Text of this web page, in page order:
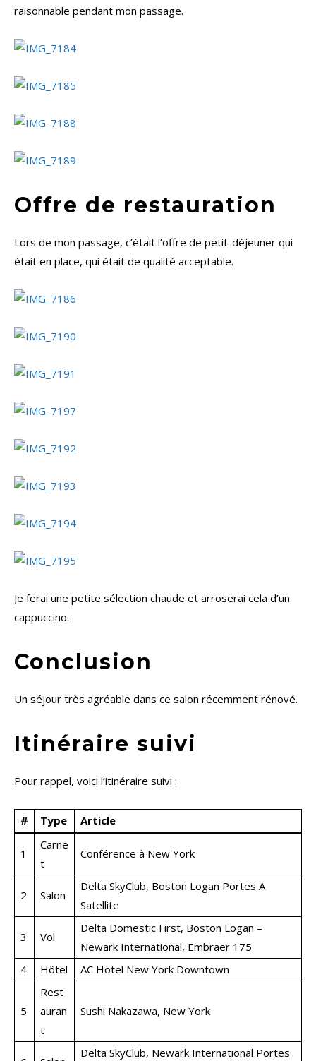
raisonnable pendant mon passage.
Offre de restauration
Lors de mon passage, c’était l’offre de petit-déjeuner qui
était en place, qui était de qualité acceptable.
Je ferai une petite sélection chaude et arroserai cela d’un
cappuccino.
Conclusion
Un séjour très agréable dans ce salon récemment rénové.
Itinéraire suivi
Pour rappel, voici l’itinéraire suivi :
# Type Article
1
Carne
t
Conférence à New York
2 Salon
Delta SkyClub, Boston Logan Portes A
Satellite
3 Vol
Delta Domestic First, Boston Logan –
Newark International, Embraer 175
4
Hôtel AC Hotel New York Downtown
5
Rest
auran
t
Sushi Nakazawa, New York
Delta SkyClub, Newark International Portes